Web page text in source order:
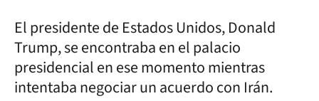
El presidente de Estados Unidos, Donald
Trump, se encontraba en el palacio
presidencial en ese momento mientras
intentaba negociar un acuerdo con Irán.